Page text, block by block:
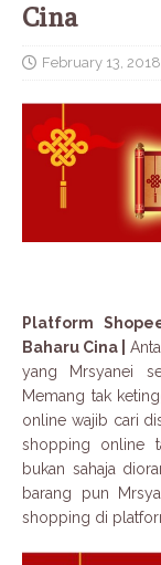
Cina
February 13, 2018
Platform
Baharu Cina |
yang Mrsyanei
Memang tak
online wajib cari
shopping online
bukan sahaja
barang pun
shopping di